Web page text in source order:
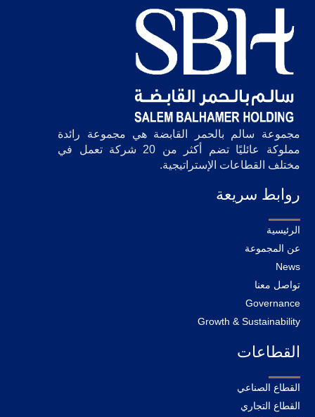
مجموعة سالم بالحمر القابضة هي مجموعة رائدة
مملوكة عائليًا تضم أكثر من 20 شركة تعمل في
مختلف القطاعات الإستراتيجية.
روابط سريعة
الرئيسية
عن المجموعة
News
تواصل معنا
Governance
Growth & Sustainability
القطاعات
القطاع الصناعي
القطاع التجاري